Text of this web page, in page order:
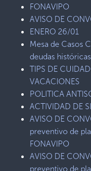
FONAVIPO
AVISO DE
ENERO 26/01
Mesa de Casos
deudas históricas
TIPS DE
VACACIONES
POLITICA
ACTIVIDAD DE
AVISO DE
preventivo de
FONAVIPO
AVISO DE
preventivo de